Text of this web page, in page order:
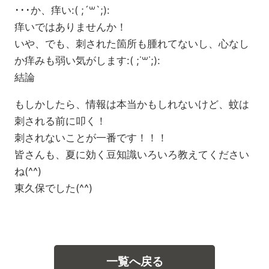
･･･か、痒い:( ;´꒳`;):
痒いではありませんか！
いや、でも、刺された箇所も腫れてないし、心なし
か痒みも弱い気がします:( ;˙꒳˙;):
結論
もしかしたら、情報は本当かもしれないけど、蚊は
刺される前に叩く！
刺されないことが一番です！！！
皆さんも、夏に効く豆知識いろいろ教えてください
ね(^^)
東久保でした(^^)
一覧へ戻る